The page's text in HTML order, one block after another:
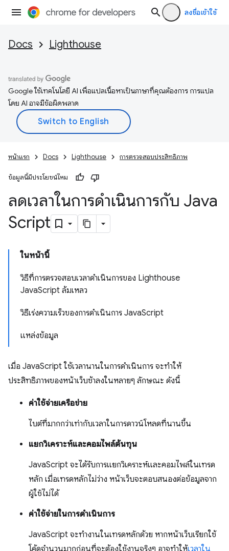
ลงชื่อเข้าใช้
Docs Lighthouse
Google ใช้เทคโนโลยี AI เพื่อแปลเนื้อหาเป็นภาษาที่คุณต้องการ การแปล
โดย AI อาจมีข้อผิดพลาด
หน้าแรก Docs Lighthouse การตรวจสอบประสิทธิภาพ
ข้อมูลนี้มีประโยชน์ไหม
ลดเวลาในการดำเนินการกับ Java
Script
ในหน้านี้
วิธีที่การตรวจสอบเวลาดำเนินการของ Lighthouse
JavaScript ล้มเหลว
วิธีเร่งความเร็วของการดำเนินการ JavaScript
แหล่งข้อมูล
เมื่อ JavaScript ใช้เวลานานในการดำเนินการ จะทำให้
ประสิทธิภาพของหน้าเว็บช้าลงในหลายๆ ลักษณะ ดังนี้
ค่าใช้จ่ายเครือข่าย
ไบต์ที่มากกว่าเท่ากับเวลาในการดาวน์โหลดที่นานขึ้น
แยกวิเคราะห์และคอมไพล์ต้นทุน
JavaScript จะได้รับการแยกวิเคราะห์และคอมไพล์ในเทรด
หลัก เมื่อเทรดหลักไม่ว่าง หน้าเว็บจะตอบสนองต่อข้อมูลจาก
ผู้ใช้ไม่ได้
ค่าใช้จ่ายในการดําเนินการ
JavaScript จะทำงานในเทรดหลักด้วย หากหน้าเว็บเรียกใช้
โค้ดจำนวนมากก่อนที่จะต้องใช้งานจริงๆ อาจทำให้เวลาใน